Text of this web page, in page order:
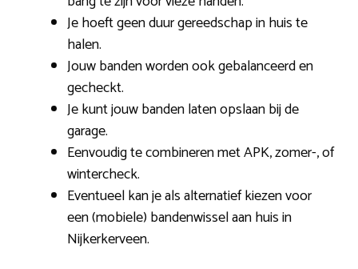
Je hoeft geen duur gereedschap in huis te
halen.
Jouw banden worden ook gebalanceerd en
gecheckt.
Je kunt jouw banden laten opslaan bij de
garage.
Eenvoudig te combineren met APK, zomer-, of
wintercheck.
Eventueel kan je als alternatief kiezen voor
een (mobiele) bandenwissel aan huis in
Nijkerkerveen.